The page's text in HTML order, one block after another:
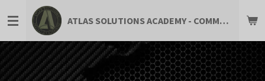
Hauptinhalt
springen
ATLAS SOLUTIONS ACADEMY - COMMUNITY FOR PROFESSIONALS